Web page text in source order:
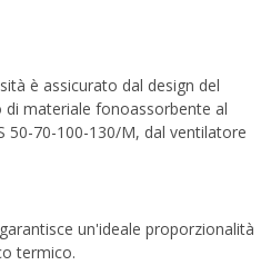
è assicurato dal design del
materiale fonoassorbente al
50-70-100-130/M, dal ventilatore
un'ideale proporzionalità
termico.